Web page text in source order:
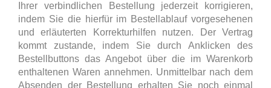
Ihrer verbindlichen Bestellung jederzeit korrigieren,
indem Sie die hierfür im Bestellablauf vorgesehenen
und erläuterten Korrekturhilfen nutzen. Der Vertrag
kommt zustande, indem Sie durch Anklicken des
Bestellbuttons das Angebot über die im Warenkorb
enthaltenen Waren annehmen. Unmittelbar nach dem
Absenden der Bestellung erhalten Sie noch einmal